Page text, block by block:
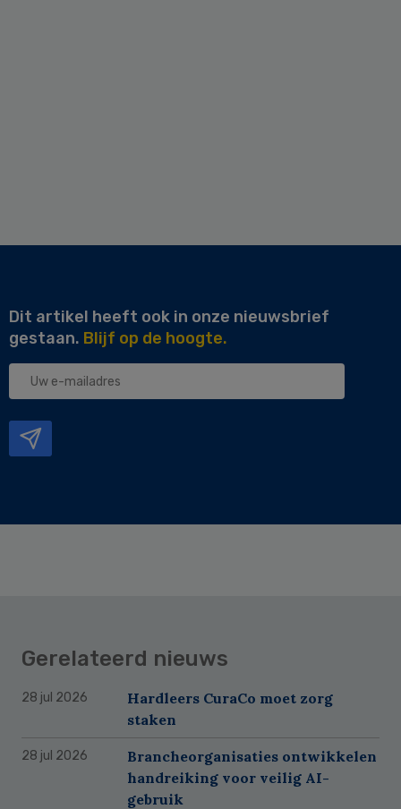
Dit artikel heeft ook in onze nieuwsbrief
gestaan. Blijf op de hoogte.
Uw
Gerelateerd nieuws
28 jul 2026
Hardleers CuraCo moet zorg
staken
28 jul 2026
Brancheorganisaties ontwikkelen
handreiking voor veilig AI-
gebruik